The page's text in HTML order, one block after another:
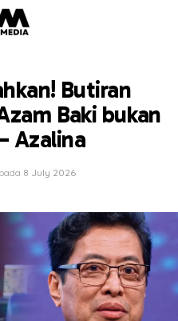
Butiran
Baki bukan
Azalina
pada 8 July 2026